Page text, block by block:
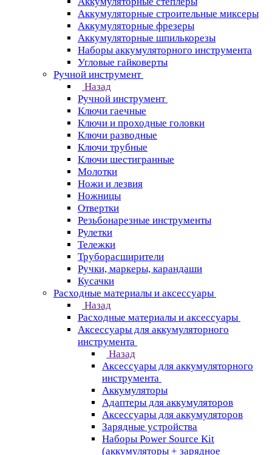
Аккумуляторные строительные миксеры
Аккумуляторные фрезеры
Аккумуляторные шпилькорезы
Наборы аккумуляторного инструмента
Угловые гайковерты
Ручной инструмент
Назад
Ручной инструмент
Ключи гаечные
Ключи и проходные головки
Ключи разводные
Ключи трубные
Ключи шестигранные
Молотки
Ножи и лезвия
Ножницы
Отвертки
Резьбонарезные инструменты
Рулетки
Тележки
Труборасширители
Ручки, маркеры, карандаши
Кусачки
Расходные материалы и аксессуары
Назад
Расходные материалы и аксессуары
Аксессуары для аккумуляторного
инструмента
Назад
Аксессуары для аккумуляторного
инструмента
Aккумуляторы
Адаптеры для аккумуляторов
Аксессуары для аккумуляторов
Зарядные устройства
Наборы Power Source Kit
(аккумуляторы + зарядное